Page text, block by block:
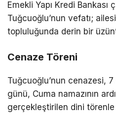
Emekli Yapı Kredi Bankası
Tuğcuoğlu’nun vefatı;
topluluğunda derin bir
Cenaze Töreni
Tuğcuoğlu’nun cenazesi,
günü, Cuma namazının
gerçekleştirilen dini